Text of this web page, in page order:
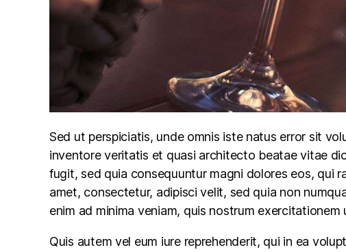
Sed ut perspiciatis, unde omnis iste natus error sit
inventore veritatis et quasi architecto beatae vitae
fugit, sed quia consequuntur magni dolores eos, qui
amet, consectetur, adipisci velit, sed quia non
enim ad minima veniam, quis nostrum
Quis autem vel eum iure reprehenderit, qui in ea